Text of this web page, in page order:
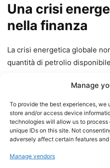
Manage
To provide the best experiences,
store and/or access device
technologies will allow us to
unique IDs on this site. Not
adversely affect certain features
Manage vendors
Una crisi
nella finanza
La crisi energetica globale
quantità di petrolio
Il mondo non è a corto di
Il problema è molto più
Il petrolio deve essere: